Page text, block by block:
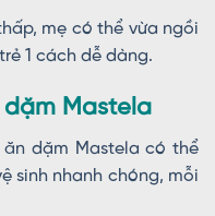
mẹ có thể vừa ngồi
1 cách dễ dàng.
Mastela
ăn dặm Mastela có thể
sinh nhanh chóng, mỗi